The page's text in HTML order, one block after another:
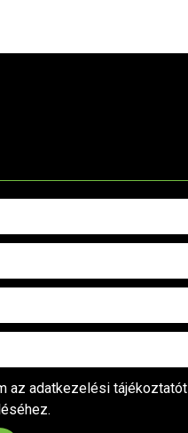
az adatkezelési tájékoztatót